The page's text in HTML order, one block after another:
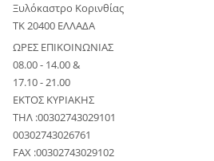
Ξυλόκαστρο Κορινθίας
ΤΚ 20400 ΕΛΛΑΔΑ
ΩΡΕΣ ΕΠΙΚΟΙΝΩΝΙΑΣ
08.00 - 14.00 &
17.10 - 21.00
ΕΚΤΟΣ ΚΥΡΙΑΚΗΣ
ΤΗΛ :00302743029101
00302743026761
FAX :00302743029102